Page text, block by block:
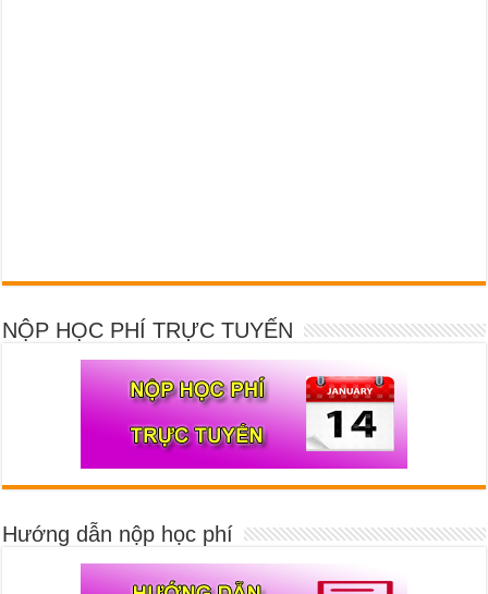
NỘP HỌC PHÍ TRỰC TUYẾN
Hướng dẫn nộp học phí